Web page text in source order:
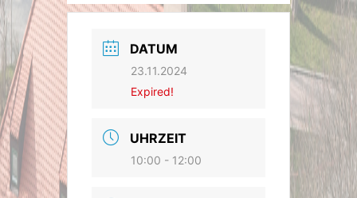
DATUM
23.11.2024
Expired!
UHRZEIT
10:00 - 12:00